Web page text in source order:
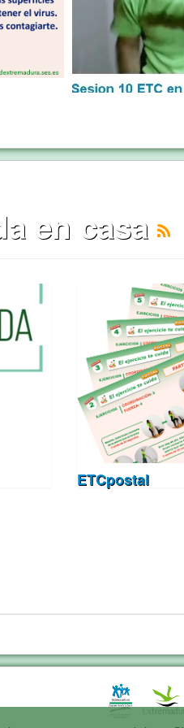
en casa
ETCpostal